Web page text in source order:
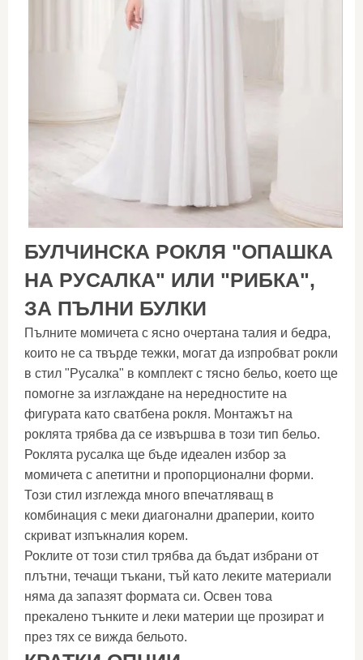
БУЛЧИНСКА РОКЛЯ "ОПАШКА
НА РУСАЛКА" ИЛИ "РИБКА",
ЗА ПЪЛНИ БУЛКИ
Пълните момичета с ясно очертана талия и бедра,
които не са твърде тежки, могат да изпробват рокли
в стил "Русалка" в комплект с тясно бельо, което ще
помогне за изглаждане на нередностите на
фигурата като сватбена рокля. Монтажът на
роклята трябва да се извършва в този тип бельо.
Роклята русалка ще бъде идеален избор за
момичета с апетитни и пропорционални форми.
Този стил изглежда много впечатляващ в
комбинация с меки диагонални драперии, които
скриват изпъкналия корем.
Роклите от този стил трябва да бъдат избрани от
плътни, течащи тъкани, тъй като леките материали
няма да запазят формата си. Освен това
прекалено тънките и леки материи ще прозират и
през тях се вижда бельото.